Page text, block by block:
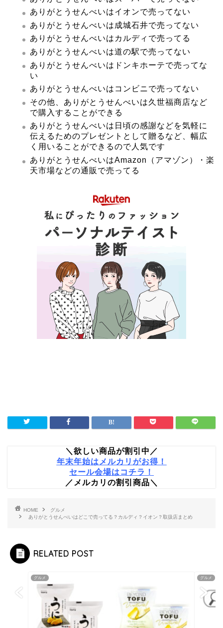
ありがとうせんべいはイオンで売ってない
ありがとうせんべいは成城石井で売ってない
ありがとうせんべいはカルディで売ってる
ありがとうせんべいは道の駅で売ってない
ありがとうせんべいはドンキホーテで売ってな
い
ありがとうせんべいはコンビニで売ってない
その他、ありがとうせんべいは久世福商店など
で購入することができる
ありがとうせんべいは日頃の感謝などを気軽に
伝えるためのプレゼントとして贈るなど、幅広
く用いることができるので人気です
ありがとうせんべいはAmazon（アマゾン）・楽
天市場などの通販で売ってる
＼欲しい商品が割引中／
年末年始はメルカリがお得！
セール会場はコチラ！
／メルカリの割引商品＼
HOME
グルメ
ありがとうせんべいはどこで売ってる？カルディ？イオン？取扱店まとめ
RELATED POST
グルメ グルメ